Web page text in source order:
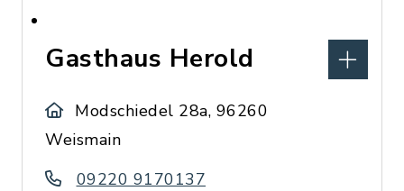
Gasthaus Herold
Modschiedel 28a, 96260
Weismain
09220 9170137